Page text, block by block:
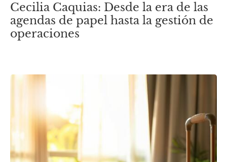
Cecilia Caquias: Desde la era de las
agendas de papel hasta la gestión de
operaciones